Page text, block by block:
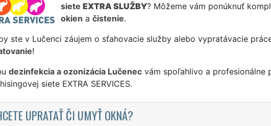
siete EXTRA SLUŽBY? Môžeme vám ponúknuť
okien a čistenie.
ste v Lučenci záujem o sťahovacie služby alebo vypratávacie
!
dezinfekcia a ozonizácia Lučenecvám spoľahlivo a profesionálne
siete EXTRA SERVICES.
UPRATAŤ ČI UMYŤ OKNÁ?